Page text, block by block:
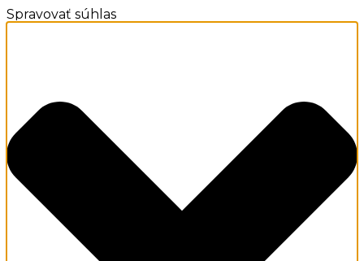
Spravovať súhlas